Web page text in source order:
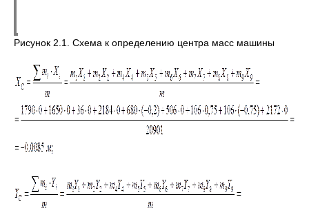
Рисунок 2.1. Схема к определению центра масс машины